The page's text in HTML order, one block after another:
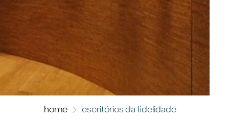
home escritórios da fidelidade